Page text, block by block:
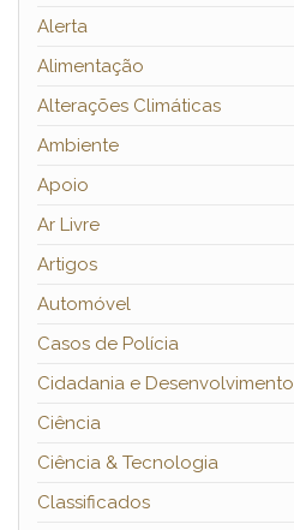
Alerta
Alimentação
Alterações Climáticas
Ambiente
Apoio
Ar Livre
Artigos
Automóvel
Casos de Polícia
Cidadania e Desenvolvimento
Ciência
Ciência & Tecnologia
Classificados